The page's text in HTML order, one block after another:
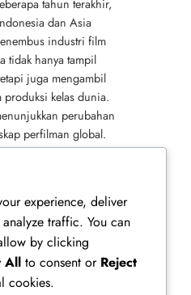
tahun terakhir,
dan Asia
industri film
tidak hanya tampil
juga mengambil
kelas dunia.
perubahan
perfilman global.
dikenal eksklusif kini
experience, deliver
traffic. You can
by clicking
All to consent or Reject
cookies.